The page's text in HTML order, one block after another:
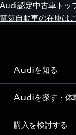
Audi認定中古車トッ
電気自動車の在庫は
Audiを知る
Audi ブランド
Story of Progress
Audiを探す・体
ディーラー検索
購入を検討する